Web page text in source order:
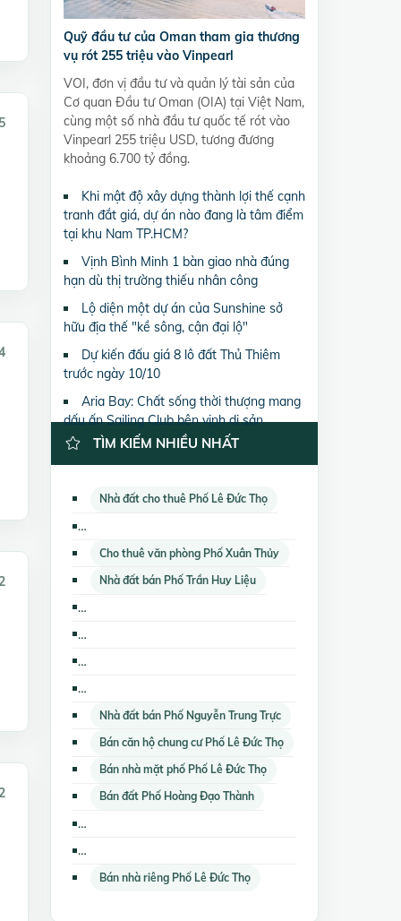
Quỹ đầu tư của Oman tham gia thương
vụ rót 255 triệu vào Vinpearl
VOI, đơn vị đầu tư và quản lý tài sản của
Cơ quan Đầu tư Oman (OIA) tại Việt Nam,
cùng một số nhà đầu tư quốc tế rót vào
Vinpearl 255 triệu USD, tương đương
khoảng 6.700 tỷ đồng.
Khi mật độ xây dựng thành lợi thế cạnh
tranh đắt giá, dự án nào đang là tâm điểm
tại khu Nam TP.HCM?
Vịnh Bình Minh 1 bàn giao nhà đúng
hạn dù thị trường thiếu nhân công
Lộ diện một dự án của Sunshine sở
hữu địa thế "kề sông, cận đại lộ"
Dự kiến đấu giá 8 lô đất Thủ Thiêm
trước ngày 10/10
Aria Bay: Chất sống thời thượng mang
dấu ấn Sailing Club bên vịnh di sản
TÌM KIẾM NHIỀU NHẤT
Nhà đất cho thuê Phố Lê Đức Thọ
Cho thuê văn phòng Phố Xuân Thủy
Nhà đất bán Phố Trần Huy Liệu
Nhà đất bán Phố Nguyễn Trung Trực
Bán căn hộ chung cư Phố Lê Đức Thọ
Bán nhà mặt phố Phố Lê Đức Thọ
Bán đất Phố Hoàng Đạo Thành
Bán nhà riêng Phố Lê Đức Thọ